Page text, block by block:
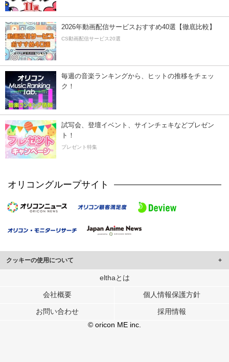
2026年動画配信サービスおすすめ40選【徹底比較】
CS動画配信サービス20選
毎週の音楽ランキングから、ヒットの推移をチェッ
ク！
試写会、登壇イベント、サインチェキなどプレゼン
ト！
プレゼント特集
オリコングループサイト
クッキーの使用について
このサイトでは Cookie を使用して、ユーザーに合わせたコンテンツや広告の
行っています。
メディアや広告配信、データ解析の各パートナーに提供しています。
各パートナーは、この情報とユーザーが各パートナーに提供した他の情報や、
ユーザーが各パートナーのサービスを使用したときに収集した他の情報を組み
elthaとは
会社概要 個人情報保護方針
お問い合わせ
採用情報
© oricon ME inc.